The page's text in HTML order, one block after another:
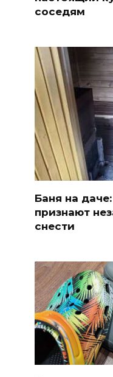
соседям
Баня на
признают
снести